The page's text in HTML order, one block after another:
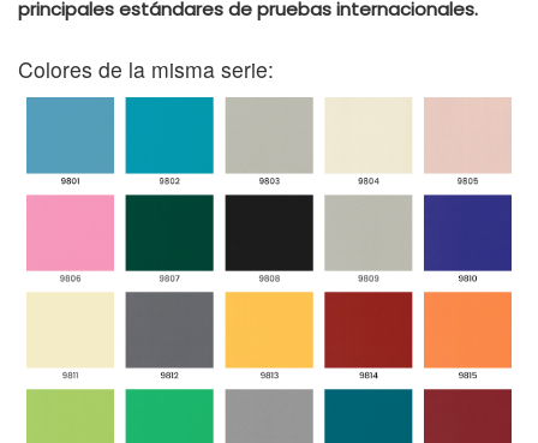
principales estándares de pruebas internacionales.
Colores de la misma serie: